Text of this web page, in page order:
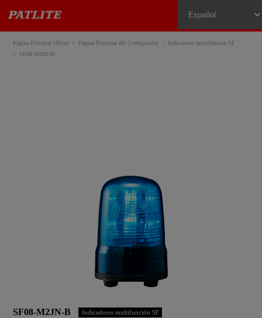
Página Principal Oficial Página Principal del Configurador
Indicadores multifunción SF
SF08-M2JN-B
SF08-M2JN-B Indicadores multifunción SF